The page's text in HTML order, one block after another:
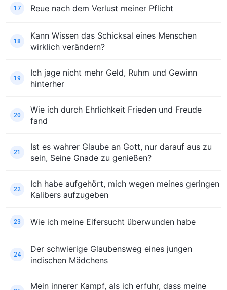
17 Reue nach dem Verlust meiner Pflicht
18
Kann Wissen das Schicksal eines Menschen
wirklich verändern?
19
Ich jage nicht mehr Geld, Ruhm und Gewinn
hinterher
20
Wie ich durch Ehrlichkeit Frieden und Freude
fand
21
Ist es wahrer Glaube an Gott, nur darauf aus zu
sein, Seine Gnade zu genießen?
22
Ich habe aufgehört, mich wegen meines geringen
Kalibers aufzugeben
23 Wie ich meine Eifersucht überwunden habe
24
Der schwierige Glaubensweg eines jungen
indischen Mädchens
Mein innerer Kampf, als ich erfuhr, dass meine